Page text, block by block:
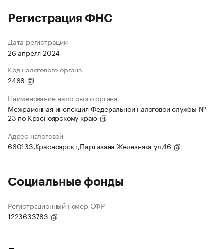
Регистрация ФНС
Дата регистрации
26 апреля 2024
Код налогового органа
2468
Наименование налогового органа
Межрайонная инспекция Федеральной налоговой службы №
23 по Красноярскому краю
Адрес налоговой
660133,Красноярск г,Партизана Железняка ул,46
Социальные фонды
Регистрационный номер СФР
1223633783